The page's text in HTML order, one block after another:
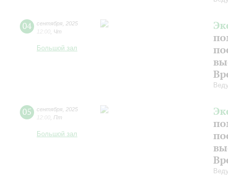
04 сентября 2025
12:00 Чт
Большой зал
05 сентября 2025
12:00 Пт
Большой зал